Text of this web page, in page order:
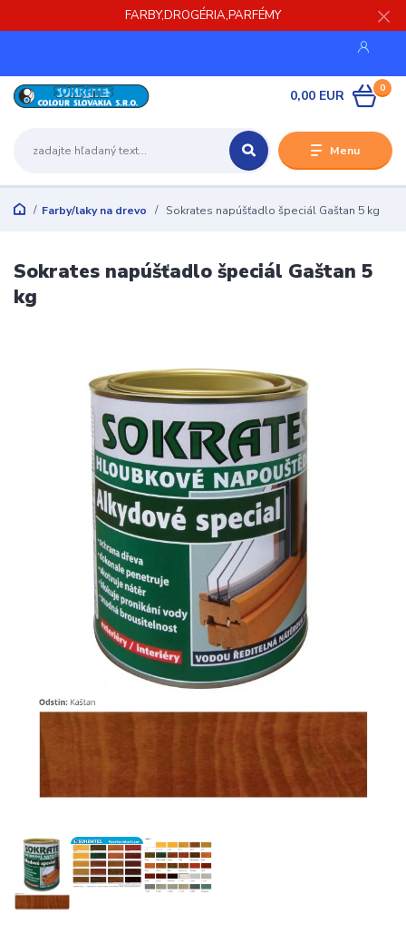
FARBY,DROGÉRIA,PARFÉMY
Menu
0
0,00 EUR
Farby/laky na drevo Sokrates napúšťadlo špeciál Gaštan 5 kg
Sokrates napúšťadlo špeciál Gaštan 5
kg